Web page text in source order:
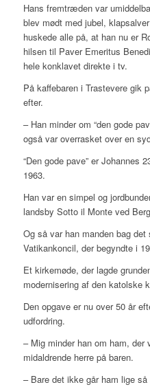
Hans fremtræden var
blev mødt med jubel,
huskede alle på, at han nu er
hilsen til Paver Emeritus
hele konklavet direkte i tv.
På kaffebaren i Trastevere gik
efter.
– Han minder om “den gode
også var overrasket over en
“Den gode pave” er Johannes
1963.
Han var en simpel og
landsby Sotto il Monte ved
Og så var han manden bag
Vatikankoncil, der begyndte i
Et kirkemøde, der lagde
modernisering af den katolske
Den opgave er nu over 50 år
udfordring.
– Mig minder han om ham,
midaldrende herre på baren.
– Bare det ikke går ham lige